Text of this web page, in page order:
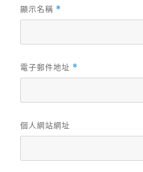
顯示名稱 *
電子郵件地址 *
個人網站網址